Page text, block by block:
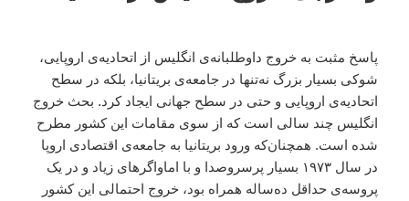
پاسخ مثبت به خروج داوطلبانه‌ی انگلیس از اتحادیه‌ی اروپایی،
شوکی بسیار بزرگ نه‌تنها در جامعه‌ی بریتانیا، بلکه در سطح
اتحادیه‌ی اروپایی و حتی در سطح جهانی ایجاد کرد. بحث خروج
انگلیس چند سالی است که از سوی مقامات این کشور مطرح
شده است. همچنان‌که ورود بریتانیا به جامعه‌ی اقتصادی اروپا
در سال ۱۹۷۳ بسیار پرسروصدا و با اماواگرهای زیاد و در یک
پروسه‌ی حداقل ده‌ساله همراه بود، خروج احتمالی این کشور